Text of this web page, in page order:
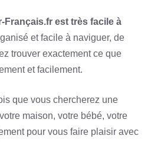
Français.fr est très facile à
et facile à naviguer, de
trouver exactement ce que
et facilement.
que vous chercherez une
maison, votre bébé, votre
pour vous faire plaisir avec